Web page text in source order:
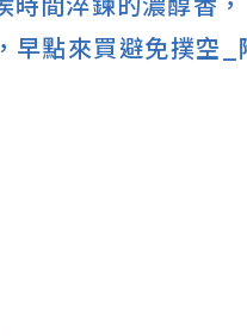
早點來買避免撲空